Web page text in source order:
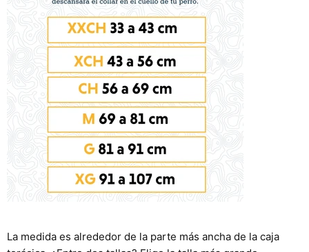
La medida es alrededor de la parte más ancha de la caja